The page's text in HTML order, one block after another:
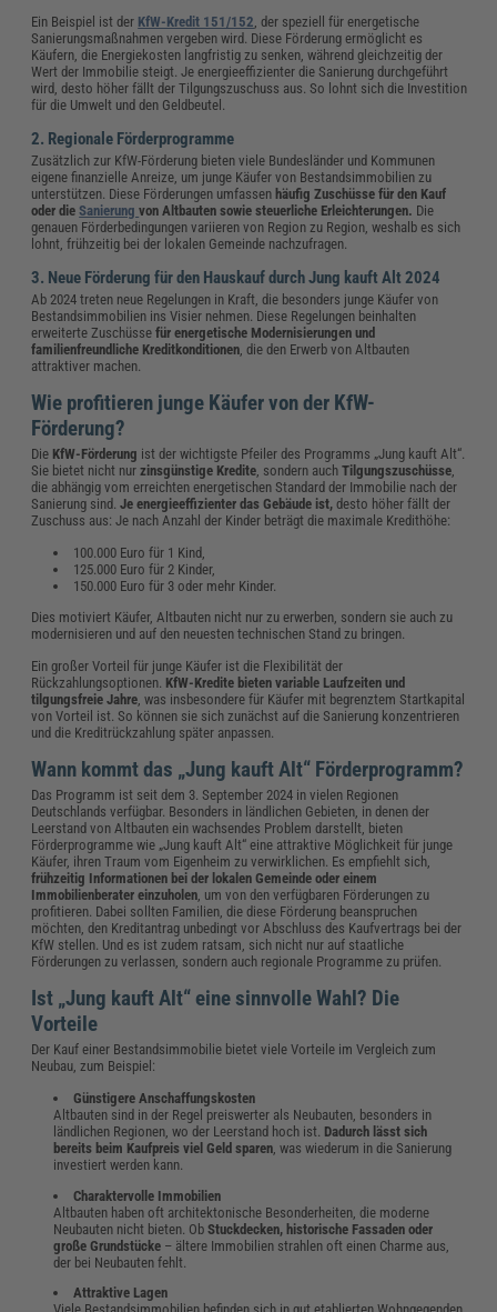
Ein Beispiel ist der KfW-Kredit 151/152, der speziell für energetische
Sanierungsmaßnahmen vergeben wird. Diese Förderung ermöglicht es
Käufern, die Energiekosten langfristig zu senken, während gleichzeitig der
Wert der Immobilie steigt. Je energieeffizienter die Sanierung durchgeführt
wird, desto höher fällt der Tilgungszuschuss aus. So lohnt sich die Investition
für die Umwelt und den Geldbeutel.
2. Regionale Förderprogramme
Zusätzlich zur KfW-Förderung bieten viele Bundesländer und Kommunen
eigene finanzielle Anreize, um junge Käufer von Bestandsimmobilien zu
unterstützen. Diese Förderungen umfassen häufig Zuschüsse für den Kauf
oder dieSanierungvon Altbauten sowie steuerliche Erleichterungen. Die
genauen Förderbedingungen variieren von Region zu Region, weshalb es sich
lohnt, frühzeitig bei der lokalen Gemeinde nachzufragen.
3. Neue Förderung für den Hauskauf durch Jung kauft Alt 2024
Ab 2024 treten neue Regelungen in Kraft, die besonders junge Käufer von
Bestandsimmobilien ins Visier nehmen. Diese Regelungen beinhalten
erweiterte Zuschüsse für energetische Modernisierungen und
familienfreundliche Kreditkonditionen, die den Erwerb von Altbauten
attraktiver machen.
Wie profitieren junge Käufer von der KfW-
Förderung?
Die KfW-Förderung ist der wichtigste Pfeiler des Programms „Jung kauft Alt“.
Sie bietet nicht nurzinsgünstige Kredite, sondern auchTilgungszuschüsse,
die abhängig vom erreichten energetischen Standard der Immobilie nach der
Sanierung sind.Je energieeffizienter das Gebäude ist,desto höher fällt der
Zuschuss aus: Je nach Anzahl der Kinder beträgt die maximale Kredithöhe:
100.000 Euro für 1 Kind,
125.000 Euro für 2 Kinder,
150.000 Euro für 3 oder mehr Kinder.
Dies motiviert Käufer, Altbauten nicht nur zu erwerben, sondern sie auch zu
modernisieren und auf den neuesten technischen Stand zu bringen.
Ein großer Vorteil für junge Käufer ist die Flexibilität der
Rückzahlungsoptionen. KfW-Kredite bieten variable Laufzeiten und
tilgungsfreie Jahre , was insbesondere für Käufer mit begrenztem Startkapital
von Vorteil ist. So können sie sich zunächst auf die Sanierung konzentrieren
und die Kreditrückzahlung später anpassen.
Wann kommt das „Jung kauft Alt“ Förderprogramm?
Das Programm ist seit dem 3. September 2024 in vielen Regionen
Deutschlands verfügbar. Besonders in ländlichen Gebieten, in denen der
Leerstand von Altbauten ein wachsendes Problem darstellt, bieten
Förderprogramme wie „Jung kauft Alt“ eine attraktive Möglichkeit für junge
Käufer, ihren Traum vom Eigenheim zu verwirklichen. Es empfiehlt sich,
frühzeitig Informationen bei der lokalen Gemeinde oder einem
Immobilienberater einzuholen , um von den verfügbaren Förderungen zu
profitieren. Dabei sollten Familien, die diese Förderung beanspruchen
möchten, den Kreditantrag unbedingt vor Abschluss des Kaufvertrags bei der
KfW stellen. Und es ist zudem ratsam, sich nicht nur auf staatliche
Förderungen zu verlassen, sondern auch regionale Programme zu prüfen.
Ist „Jung kauft Alt“ eine sinnvolle Wahl? Die
Vorteile
Der Kauf einer Bestandsimmobilie bietet viele Vorteile im Vergleich zum
Neubau, zum Beispiel:
Günstigere Anschaffungskosten
Altbauten sind in der Regel preiswerter als Neubauten, besonders in
ländlichen Regionen, wo der Leerstand hoch ist. Dadurch lässt sich
bereits beim Kaufpreis viel Geld sparen , was wiederum in die Sanierung
investiert werden kann.
Charaktervolle Immobilien
Altbauten haben oft architektonische Besonderheiten, die moderne
Neubauten nicht bieten. Ob Stuckdecken, historische Fassaden oder
große Grundstücke – ältere Immobilien strahlen oft einen Charme aus,
der bei Neubauten fehlt.
Attraktive Lagen